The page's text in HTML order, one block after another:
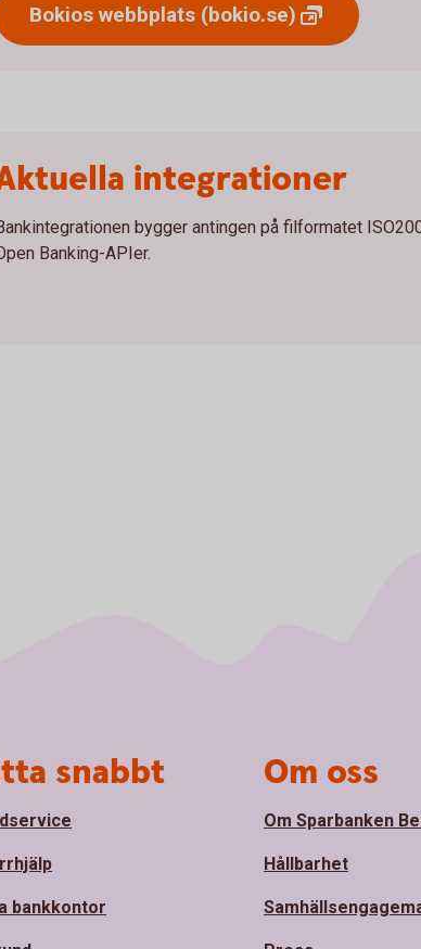
Bokios webbplats (bokio.se)
integrationer
bygger antingen på filformatet
Banking-APIer.
snabbt
bankkontor
Om oss
Om Sparbanken
Hållbarhet